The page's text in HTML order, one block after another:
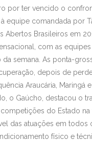
por ter vencido o
equipe comandada por
Abertos Brasileiros em
com as
semana. As ponta-
depois de
Araucária, Maringá
o Gaúcho, destacou o
do Estado
das atuações em todos
físico e